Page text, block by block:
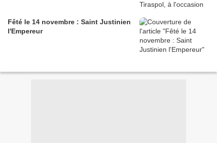
Fêté le 14 novembre : Saint Justinien
l'Empereur